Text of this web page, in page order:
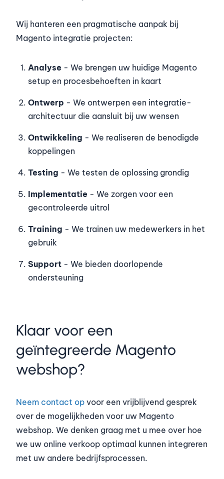
Wij hanteren een pragmatische aanpak bij
Magento integratie projecten:
Analyse - We brengen uw huidige Magento
setup en procesbehoeften in kaart
Ontwerp - We ontwerpen een integratie-
architectuur die aansluit bij uw wensen
Ontwikkeling - We realiseren de benodigde
koppelingen
Testing - We testen de oplossing grondig
Implementatie - We zorgen voor een
gecontroleerde uitrol
Training - We trainen uw medewerkers in het
gebruik
Support - We bieden doorlopende
ondersteuning
Klaar voor een
geïntegreerde Magento
webshop?
Neem contact op voor een vrijblijvend gesprek
over de mogelijkheden voor uw Magento
webshop. We denken graag met u mee over hoe
we uw online verkoop optimaal kunnen integreren
met uw andere bedrijfsprocessen.